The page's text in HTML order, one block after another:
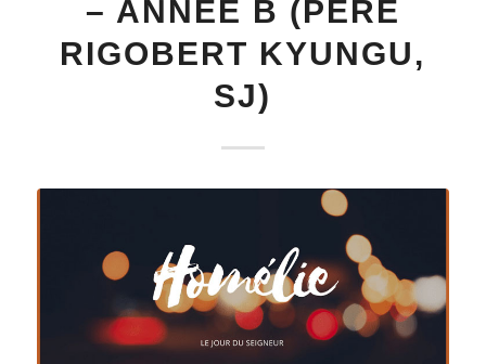
– ANNÉE B (PÈRE
RIGOBERT KYUNGU,
SJ)